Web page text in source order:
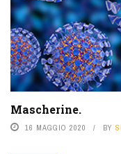
Mascherine.
16 MAGGIO 2020 BY